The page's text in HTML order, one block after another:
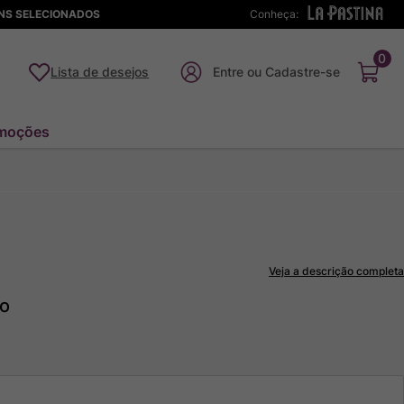
Conheça:
SELECIONADOS
Lista de desejos
0
Veja a descrição completa